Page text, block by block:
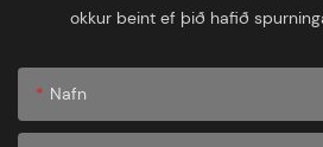
okkur beint ef þið hafið
Nafn